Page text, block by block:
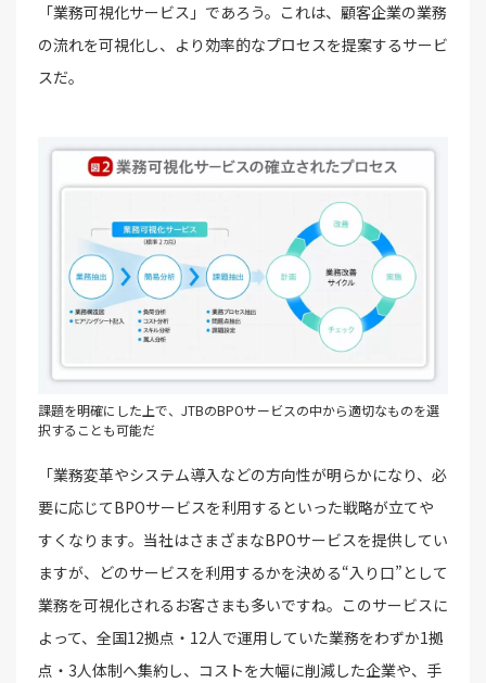
「業務可視化サービス」であろう。これは、顧客企業の業務
の流れを可視化し、より効率的なプロセスを提案するサービ
スだ。
課題を明確にした上で、JTBのBPOサービスの中から適切なものを選
択することも可能だ
「業務変革やシステム導入などの方向性が明らかになり、必
要に応じてBPOサービスを利用するといった戦略が立てや
すくなります。当社はさまざまなBPOサービスを提供してい
ますが、どのサービスを利用するかを決める“入り口”として
業務を可視化されるお客さまも多いですね。このサービスに
よって、全国12拠点・12人で運用していた業務をわずか1拠
点・3人体制へ集約し、コストを大幅に削減した企業や、手